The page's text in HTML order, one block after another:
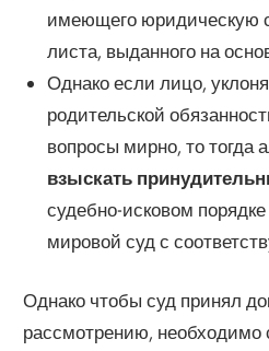
имеющего юридическую
листа, выданного на
Однако если лицо,
родительской
вопросы мирно, то тогда
взыскать
судебно-исковом
мировой суд с
Однако чтобы суд принял
рассмотрению, необходимо